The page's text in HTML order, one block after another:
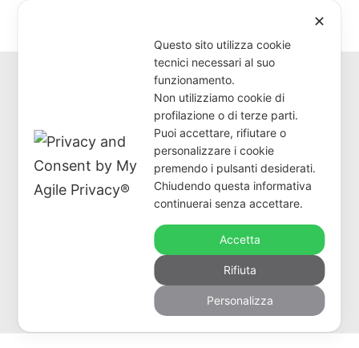
MENU
JAZZ TIME –
SPECIAL SHOW |
LORENZO CONTE,
JED LEVI, DADO
MORONI E PAOLO
PELLEGATTI
✕
Questo sito utilizza cookie
tecnici necessari al suo
funzionamento.
Non utilizziamo cookie di
profilazione o di terze parti.
Puoi accettare, rifiutare o
personalizzare i cookie
premendo i pulsanti desiderati.
Chiudendo questa informativa
continuerai senza accettare.
Accetta
Rifiuta
Personalizza